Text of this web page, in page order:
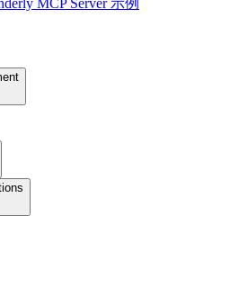
MCP Server 示例